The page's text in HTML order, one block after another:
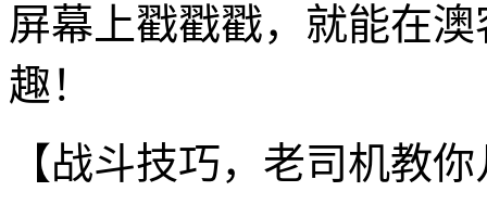
屏幕上戳戳戳，就能在
趣！
【战斗技巧，老司机教